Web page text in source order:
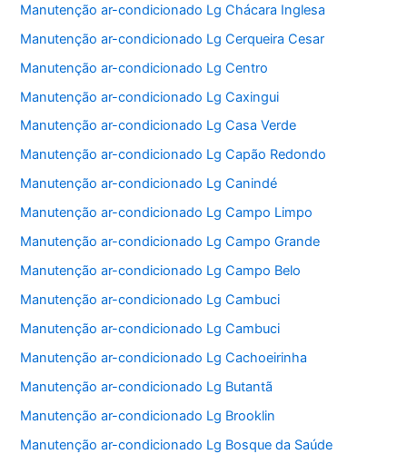
Manutenção ar-condicionado Lg Chácara Inglesa
Manutenção ar-condicionado Lg Cerqueira Cesar
Manutenção ar-condicionado Lg Centro
Manutenção ar-condicionado Lg Caxingui
Manutenção ar-condicionado Lg Casa Verde
Manutenção ar-condicionado Lg Capão Redondo
Manutenção ar-condicionado Lg Canindé
Manutenção ar-condicionado Lg Campo Limpo
Manutenção ar-condicionado Lg Campo Grande
Manutenção ar-condicionado Lg Campo Belo
Manutenção ar-condicionado Lg Cambuci
Manutenção ar-condicionado Lg Cambuci
Manutenção ar-condicionado Lg Cachoeirinha
Manutenção ar-condicionado Lg Butantã
Manutenção ar-condicionado Lg Brooklin
Manutenção ar-condicionado Lg Bosque da Saúde